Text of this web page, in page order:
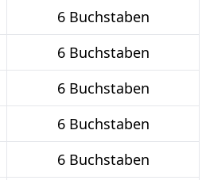
6 Buchstaben
6 Buchstaben
6 Buchstaben
6 Buchstaben
6 Buchstaben